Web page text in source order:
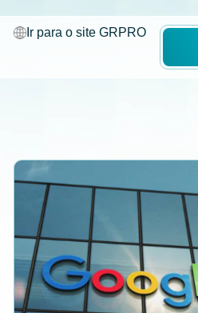
Ir para o site GRPRO